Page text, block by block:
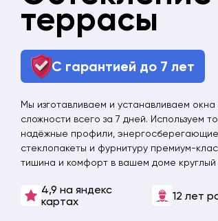
террасы
С гарантией до 7 лет
Мы изготавливаем и устанавливаем
сложности всего за 7 дней. Используем
надёжные профили, энергосберегающие
стеклопакеты и фурнитуру премиум-
тишина и комфорт в вашем доме круглый
4,9 на яндекс
картах
12 лет